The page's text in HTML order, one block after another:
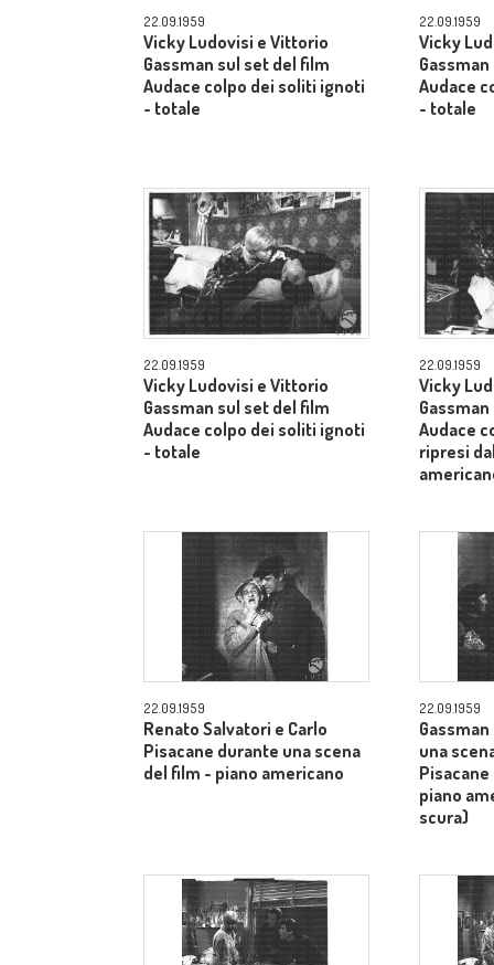
22.09.1959
Vicky Ludovisi e Vittorio
Gassman sul set del film
Audace colpo dei soliti ignoti
- totale
22.09.1959
Vicky
Audace
- totale
22.09.1959
Vicky Ludovisi e Vittorio
Gassman sul set del film
Audace colpo dei soliti ignoti
- totale
22.09.1959
Vicky
Audace
ripresi
22.09.1959
Renato Salvatori e Carlo
Pisacane durante una scena
del film - piano americano
22.09.1959
una
piano
scura)